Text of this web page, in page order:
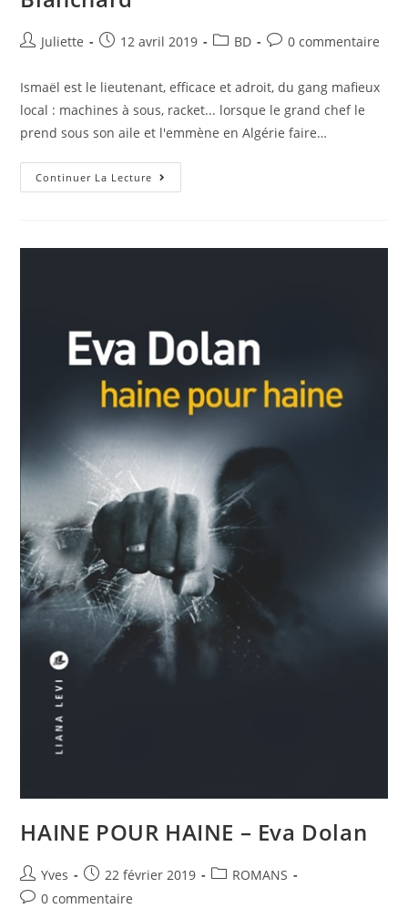
Juliette 12 avril 2019 BD 0 commentaire
Ismaël est le lieutenant, efficace et adroit, du gang mafieux
local : machines à sous, racket... lorsque le grand chef le
prend sous son aile et l'emmène en Algérie faire…
Continuer La Lecture
HAINE POUR HAINE – Eva Dolan
Yves 22 février 2019
ROMANS
0 commentaire